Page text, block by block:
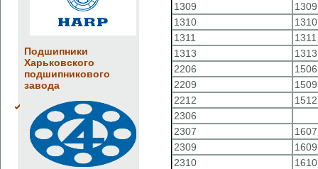
Подшипники
Харьковского
подшипникового
завода
1309
1309
1310
1310
1311
1311
1313
1313
2206
1506
2209
1509
2212
1512
2306
2307
1607
2309
1609
2310
1610